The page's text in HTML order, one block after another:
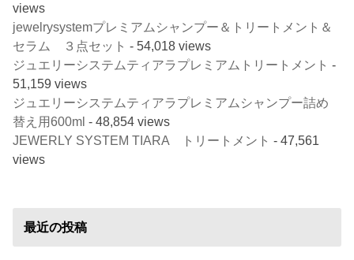
views
jewelrysystemプレミアムシャンプー＆トリートメント＆
セラム ３点セット - 54,018 views
ジュエリーシステムティアラプレミアムトリートメント -
51,159 views
ジュエリーシステムティアラプレミアムシャンプー詰め
替え用600ml - 48,854 views
JEWERLY SYSTEM TIARA トリートメント - 47,561
views
最近の投稿